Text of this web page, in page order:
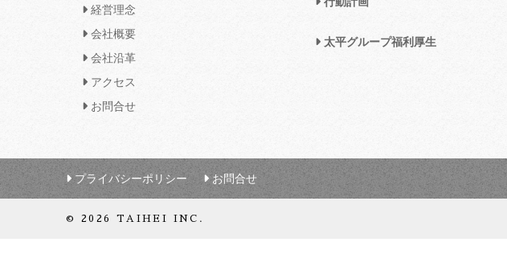
経営理念
会社概要
会社沿革
アクセス
お問合せ
太平グループ福利厚生
プライバシーポリシー お問合せ
© 2026 TAIHEI INC.